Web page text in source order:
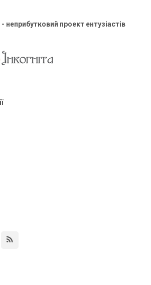
- неприбутковий проект ентузіастів